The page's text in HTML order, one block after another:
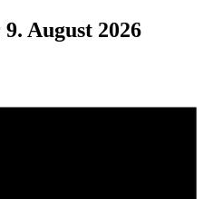
August 2026